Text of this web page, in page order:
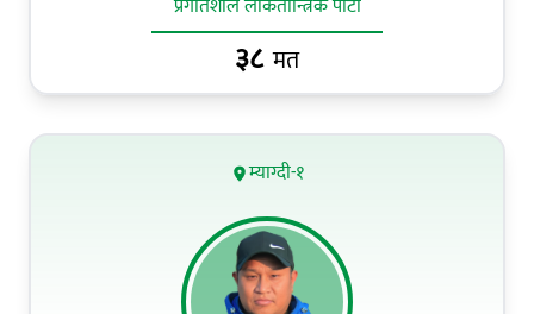
प्रगतिशील लोकतान्त्रिक पार्टी
३८ मत
म्याग्दी-१